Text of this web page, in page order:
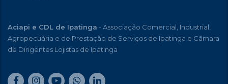
Aciapi e CDL de Ipatinga - Associação Comercial, Industrial,
Agropecuária e de Prestação de Serviços de Ipatinga e Câmara
de Dirigentes Lojistas de Ipatinga